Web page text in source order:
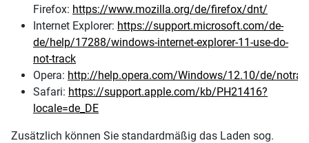
Firefox: https://www.mozilla.org/de/firefox/dnt/
Internet Explorer: https://support.microsoft.com/de-
de/help/17288/windows-internet-explorer-11-use-do-
not-track
Opera: http://help.opera.com/Windows/12.10/de/
Safari: https://support.apple.com/kb/PH21416?
locale=de_DE
Zusätzlich können Sie standardmäßig das Laden sog.